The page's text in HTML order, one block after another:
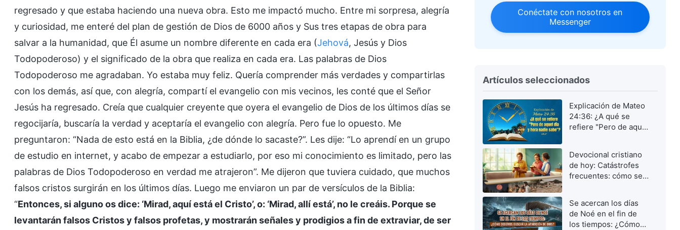
regresado y que estaba haciendo una nueva obra. Esto me impactó mucho. Entre mi sorpresa, alegría
y curiosidad, me enteré del plan de gestión de Dios de 6000 años y Sus tres etapas de obra para
salvar a la humanidad, que Él asume un nombre diferente en cada era (Jehová, Jesús y Dios
Todopoderoso) y el significado de la obra que realiza en cada era. Las palabras de Dios
Todopoderoso me agradaban. Yo estaba muy feliz. Quería comprender más verdades y compartirlas
con los demás, así que, con alegría, compartí el evangelio con mis vecinos, les conté que el Señor
Jesús ha regresado. Creía que cualquier creyente que oyera el evangelio de Dios de los últimos días se
regocijaría, buscaría la verdad y aceptaría el evangelio con alegría. Pero fue lo opuesto. Me
preguntaron: “Nada de esto está en la Biblia, ¿de dónde lo sacaste?”. Les dije: “Lo aprendí en un grupo
de estudio en internet, y acabo de empezar a estudiarlo, por eso mi conocimiento es limitado, pero las
palabras de Dios Todopoderoso en verdad me atrajeron”. Me dijeron que tuviera cuidado, que muchos
falsos cristos surgirán en los últimos días. Luego me enviaron un par de versículos de la Biblia:
“Entonces, si alguno os dice: ‘Mirad, aquí está el Cristo’, o: ‘Mirad, allí está’, no le creáis. Porque se
levantarán falsos Cristos y falsos profetas, y mostrarán señales y prodigios a fin de extraviar, de ser
Conéctate con nosotros en
Messenger
Artículos seleccionados
Explicación de Mateo
24:36: ¿A qué se
refiere "Pero de aquel
Devocional cristiano
de hoy: Catástrofes
frecuentes: cómo ser
al Señor
Se acercan los días
de Noé en el fin de
los tiempos: ¿Cómo